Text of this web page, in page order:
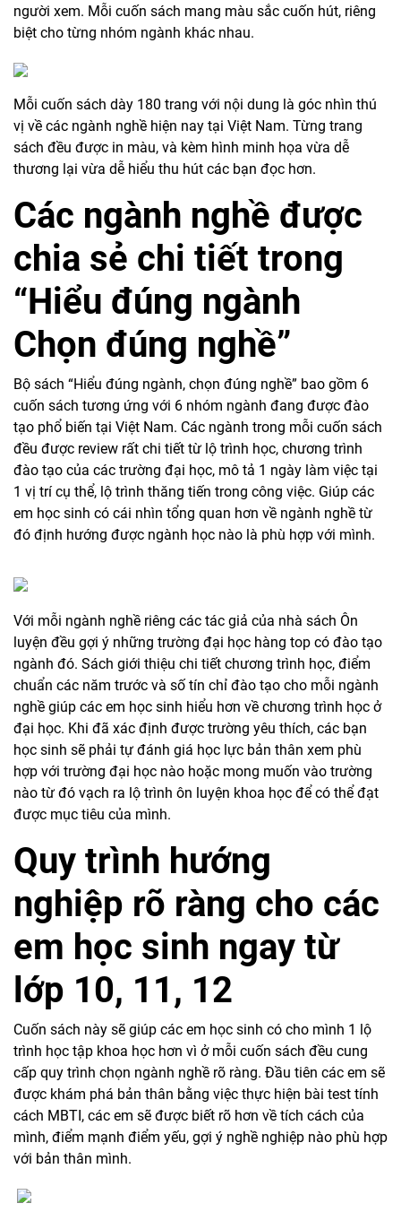
người xem. Mỗi cuốn sách mang màu sắc cuốn hút, riêng
biệt cho từng nhóm ngành khác nhau.
Mỗi cuốn sách dày 180 trang với nội dung là góc nhìn thú
vị về các ngành nghề hiện nay tại Việt Nam. Từng trang
sách đều được in màu, và kèm hình minh họa vừa dễ
thương lại vừa dễ hiểu thu hút các bạn đọc hơn.
Các ngành nghề được
chia sẻ chi tiết trong
“Hiểu đúng ngành
Chọn đúng nghề”
Bộ sách “Hiểu đúng ngành, chọn đúng nghề” bao gồm 6
cuốn sách tương ứng với 6 nhóm ngành đang được đào
tạo phổ biến tại Việt Nam. Các ngành trong mỗi cuốn sách
đều được review rất chi tiết từ lộ trình học, chương trình
đào tạo của các trường đại học, mô tả 1 ngày làm việc tại
1 vị trí cụ thể, lộ trình thăng tiến trong công việc. Giúp các
em học sinh có cái nhìn tổng quan hơn về ngành nghề từ
đó định hướng được ngành học nào là phù hợp với mình.
Với mỗi ngành nghề riêng các tác giả của nhà sách Ôn
luyện đều gợi ý những trường đại học hàng top có đào tạo
ngành đó. Sách giới thiệu chi tiết chương trình học, điểm
chuẩn các năm trước và số tín chỉ đào tạo cho mỗi ngành
nghề giúp các em học sinh hiểu hơn về chương trình học ở
đại học. Khi đã xác định được trường yêu thích, các bạn
học sinh sẽ phải tự đánh giá học lực bản thân xem phù
hợp với trường đại học nào hoặc mong muốn vào trường
nào từ đó vạch ra lộ trình ôn luyện khoa học để có thể đạt
được mục tiêu của mình.
Quy trình hướng
nghiệp rõ ràng cho các
em học sinh ngay từ
lớp 10, 11, 12
Cuốn sách này sẽ giúp các em học sinh có cho mình 1 lộ
trình học tập khoa học hơn vì ở mỗi cuốn sách đều cung
cấp quy trình chọn ngành nghề rõ ràng. Đầu tiên các em sẽ
được khám phá bản thân bằng việc thực hiện bài test tính
cách MBTI, các em sẽ được biết rõ hơn về tích cách của
mình, điểm mạnh điểm yếu, gợi ý nghề nghiệp nào phù hợp
với bản thân mình.